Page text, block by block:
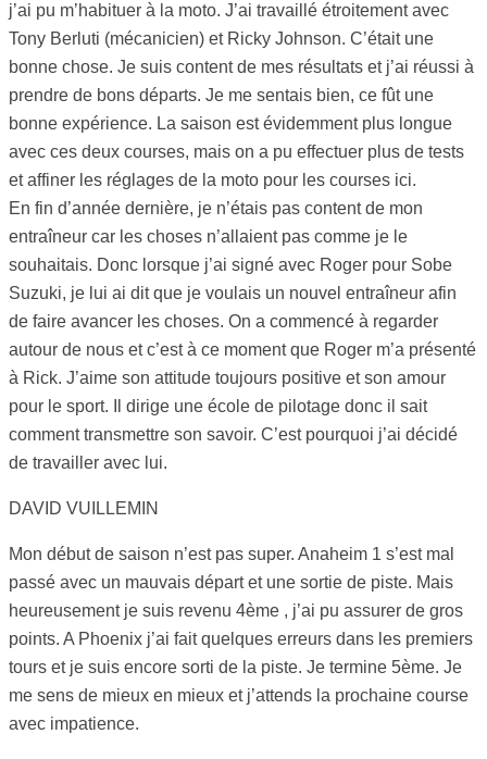
j’ai pu m’habituer à la moto. J’ai travaillé étroitement avec
Tony Berluti (mécanicien) et Ricky Johnson. C’était une
bonne chose. Je suis content de mes résultats et j’ai réussi à
prendre de bons départs. Je me sentais bien, ce fût une
bonne expérience. La saison est évidemment plus longue
avec ces deux courses, mais on a pu effectuer plus de tests
et affiner les réglages de la moto pour les courses ici.
En fin d’année dernière, je n’étais pas content de mon
entraîneur car les choses n’allaient pas comme je le
souhaitais. Donc lorsque j’ai signé avec Roger pour Sobe
Suzuki, je lui ai dit que je voulais un nouvel entraîneur afin
de faire avancer les choses. On a commencé à regarder
autour de nous et c’est à ce moment que Roger m’a présenté
à Rick. J’aime son attitude toujours positive et son amour
pour le sport. Il dirige une école de pilotage donc il sait
comment transmettre son savoir. C’est pourquoi j’ai décidé
de travailler avec lui.
DAVID VUILLEMIN
Mon début de saison n’est pas super. Anaheim 1 s’est mal
passé avec un mauvais départ et une sortie de piste. Mais
heureusement je suis revenu 4ème , j’ai pu assurer de gros
points. A Phoenix j’ai fait quelques erreurs dans les premiers
tours et je suis encore sorti de la piste. Je termine 5ème. Je
me sens de mieux en mieux et j’attends la prochaine course
avec impatience.